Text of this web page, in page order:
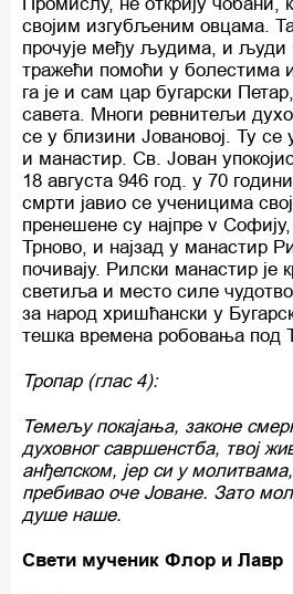
Промислу, не открију чобани,
својим изгубљеним овцама.
прочује међу људима, и људи
тражећи помоћи у болестима
га је и сам цар бугарски
савета. Многи ревнитељи
се у близини Јовановој. Ту се
и манастир. Св. Јован
18 августа 946 год. у 70
смрти јавио се ученицима
пренешене су најпре v
Трново, и најзад у манастир
почивају. Рилски манастир је
светиља и место силе
за народ хришћански у
тешка времена робовања под
Тропар (глас 4):
Темељу покајања, законе
духовног савршенстба, твој
анђелском, јер си у
пребивао оче Јоване. Зато
душе наше.
Свети мученик Флор и Лавр